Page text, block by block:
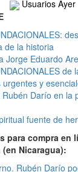
Usuarios Ayer
de la historia
Jorge Eduardo
de
urgentes y
Darío en la
fuente de
para compra en
Nicaragua):
Rubén Darío